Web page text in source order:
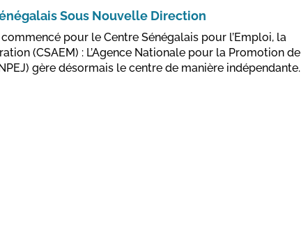
Sous Nouvelle Direction
pour le Centre Sénégalais pour l’Emploi, la
(CSAEM) : L’Agence Nationale pour la Promotion de
gère désormais le centre de manière indépendante.